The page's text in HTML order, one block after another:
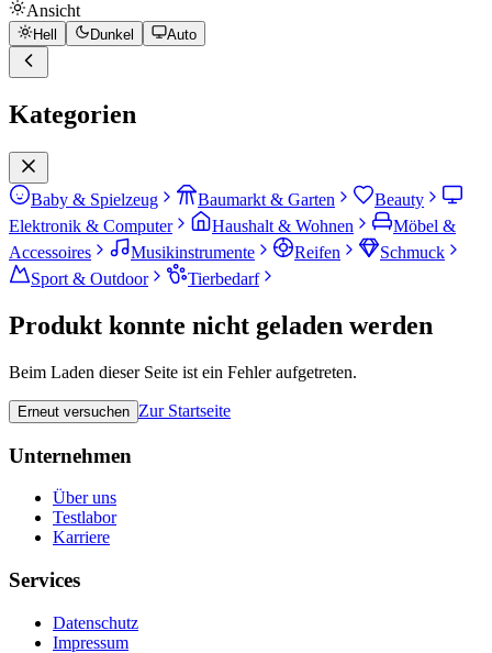
Ansicht
Hell Dunkel Auto
Kategorien
Baby & Spielzeug Baumarkt & Garten
Beauty
Elektronik & Computer
Haushalt & Wohnen
Möbel &
Accessoires
Musikinstrumente Reifen
Schmuck
Sport & Outdoor
Tierbedarf
Produkt konnte nicht geladen werden
Beim Laden dieser Seite ist ein Fehler aufgetreten.
Erneut versuchen Zur Startseite
Unternehmen
Über uns
Testlabor
Karriere
Services
Datenschutz
Impressum